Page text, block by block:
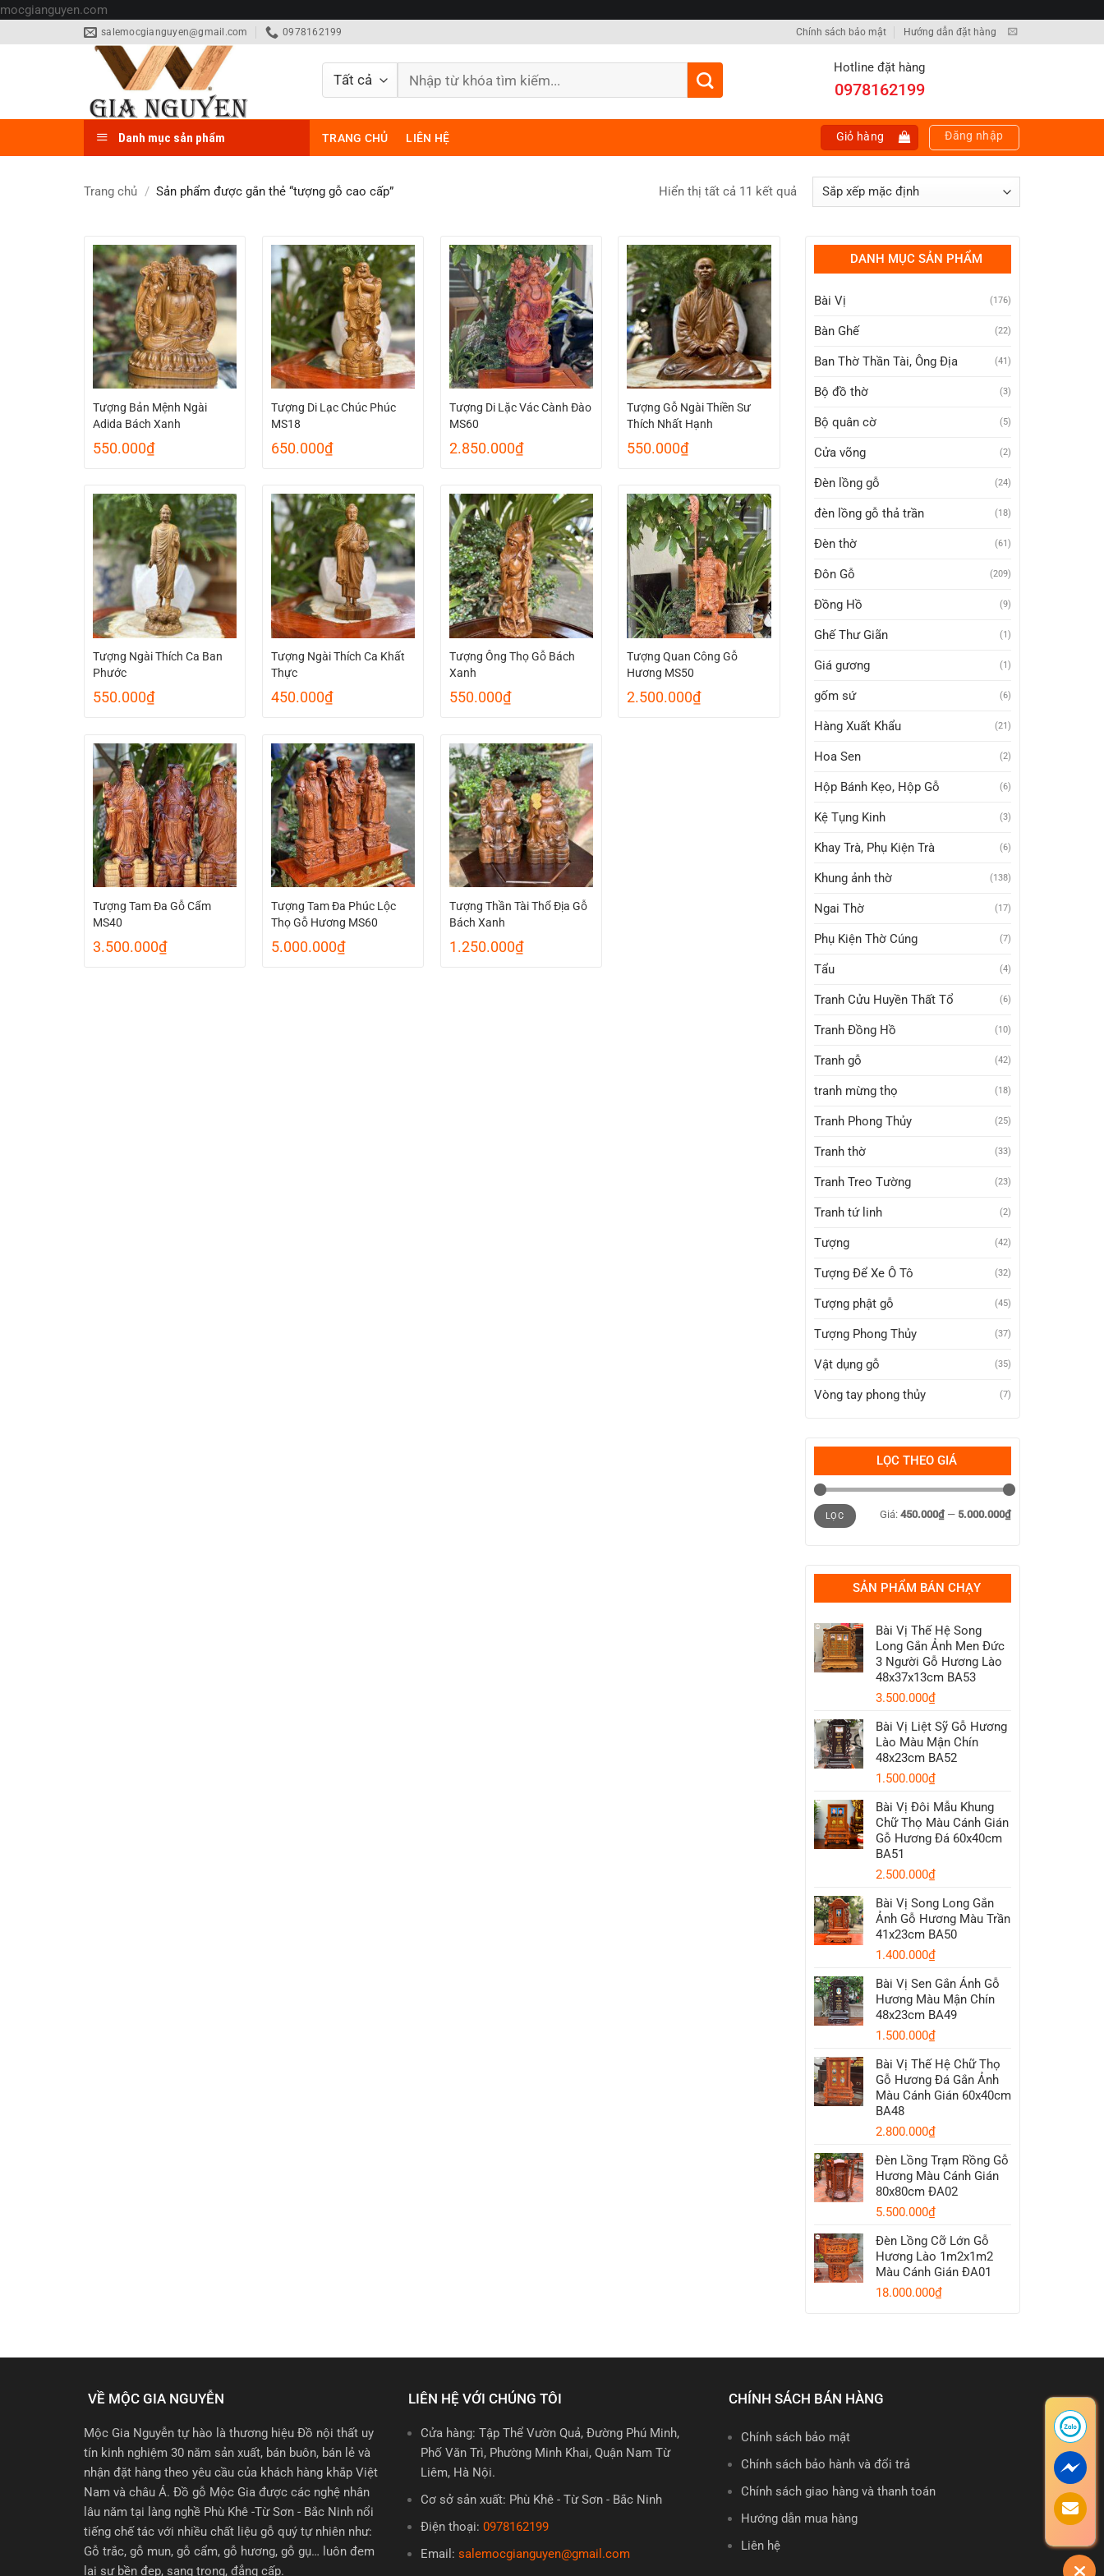
mocgianguyen.com
qua
nội
dung
salemocgianguyen@gmail.com 0978162199 Chính sách bảo mật Hướng dẫn đặt hàng
Tìm
kiếm:
Hotline đặt hàng
0978162199
Danh mục sản phẩm TRANG CHỦ LIÊN HỆ Giỏ hàng Đăng nhập
Trang chủ / Sản phẩm được gắn thẻ “tượng gỗ cao cấp” Hiển thị tất cả 11 kết quả
Tượng Bản Mệnh Ngài
Adida Bách Xanh
550.000₫
Tượng Di Lạc Chúc Phúc
MS18
650.000₫
Tượng Di Lặc Vác Cành Đào
MS60
2.850.000₫
Tượng Gỗ Ngài Thiền Sư
Thích Nhất Hạnh
550.000₫
Tượng Ngài Thích Ca Ban
Phước
550.000₫
Tượng Ngài Thích Ca Khất
Thực
450.000₫
Tượng Ông Thọ Gỗ Bách
Xanh
550.000₫
Tượng Quan Công Gỗ
Hương MS50
2.500.000₫
Tượng Tam Đa Gỗ Cẩm
MS40
3.500.000₫
Tượng Tam Đa Phúc Lộc
Thọ Gỗ Hương MS60
5.000.000₫
Tượng Thần Tài Thổ Địa Gỗ
Bách Xanh
1.250.000₫
DANH MỤC SẢN PHẨM
Bài Vị (176)
Bàn Ghế (22)
Ban Thờ Thần Tài, Ông Địa (41)
Bộ đồ thờ (3)
Bộ quân cờ (5)
Cửa võng (2)
Đèn lồng gỗ (24)
đèn lồng gỗ thả trần (18)
Đèn thờ (61)
Đôn Gỗ (209)
Đồng Hồ (9)
Ghế Thư Giãn (1)
Giá gương (1)
gốm sứ (6)
Hàng Xuất Khẩu (21)
Hoa Sen (2)
Hộp Bánh Kẹo, Hộp Gỗ (6)
Kệ Tụng Kinh (3)
Khay Trà, Phụ Kiện Trà (6)
Khung ảnh thờ (138)
Ngai Thờ (17)
Phụ Kiện Thờ Cúng (7)
Tẩu (4)
Tranh Cửu Huyền Thất Tổ (6)
Tranh Đồng Hồ (10)
Tranh gỗ (42)
tranh mừng thọ (18)
Tranh Phong Thủy (25)
Tranh thờ (33)
Tranh Treo Tường (23)
Tranh tứ linh (2)
Tượng (42)
Tượng Để Xe Ô Tô (32)
Tượng phật gỗ (45)
Tượng Phong Thủy (37)
Vật dụng gỗ (35)
Vòng tay phong thủy (7)
LỌC THEO GIÁ
Giá
tối
thiểu
Giá
tối
đa
LỌC Giá: 450.000₫ — 5.000.000₫
SẢN PHẨM BÁN CHẠY
Bài Vị Thế Hệ Song
Long Gắn Ảnh Men Đức
3 Người Gỗ Hương Lào
48x37x13cm BA53
3.500.000₫
Bài Vị Liệt Sỹ Gỗ Hương
Lào Màu Mận Chín
48x23cm BA52
1.500.000₫
Bài Vị Đôi Mẫu Khung
Chữ Thọ Màu Cánh Gián
Gỗ Hương Đá 60x40cm
BA51
2.500.000₫
Bài Vị Song Long Gắn
Ảnh Gỗ Hương Màu Trần
41x23cm BA50
1.400.000₫
Bài Vị Sen Gắn Ảnh Gỗ
Hương Màu Mận Chín
48x23cm BA49
1.500.000₫
Bài Vị Thế Hệ Chữ Thọ
Gỗ Hương Đá Gắn Ảnh
Màu Cánh Gián 60x40cm
BA48
2.800.000₫
Đèn Lồng Trạm Rồng Gỗ
Hương Màu Cánh Gián
80x80cm ĐA02
5.500.000₫
Đèn Lồng Cỡ Lớn Gỗ
Hương Lào 1m2x1m2
Màu Cánh Gián ĐA01
18.000.000₫
VỀ MỘC GIA NGUYỄN
Mộc Gia Nguyễn tự hào là thương hiệu Đồ nội thất uy
tín kinh nghiệm 30 năm sản xuất, bán buôn, bán lẻ và
nhận đặt hàng theo yêu cầu của khách hàng khắp Việt
Nam và châu Á. Đồ gỗ Mộc Gia được các nghệ nhân
lâu năm tại làng nghề Phù Khê -Từ Sơn - Bắc Ninh nổi
tiếng chế tác với nhiều chất liệu gỗ quý tự nhiên như:
Gỗ trắc, gỗ mun, gỗ cẩm, gỗ hương, gỗ gụ… luôn đem
lại sự bền đẹp, sang trọng, đẳng cấp.
LIÊN HỆ VỚI CHÚNG TÔI
Cửa hàng: Tập Thể Vườn Quả, Đường Phú Minh,
Phố Văn Trì, Phường Minh Khai, Quận Nam Từ
Liêm, Hà Nội.
Cơ sở sản xuất: Phù Khê - Từ Sơn - Bắc Ninh
Điện thoại: 0978162199
Email: salemocgianguyen@gmail.com
CHÍNH SÁCH BÁN HÀNG
Chính sách bảo mật
Chính sách bảo hành và đổi trả
Chính sách giao hàng và thanh toán
Hướng dẫn mua hàng
Liên hệ